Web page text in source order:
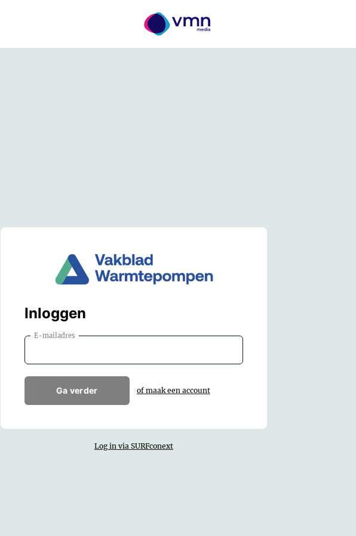
Inloggen
E-mailadres
Ga verder of maak een account
Log in via SURFconext